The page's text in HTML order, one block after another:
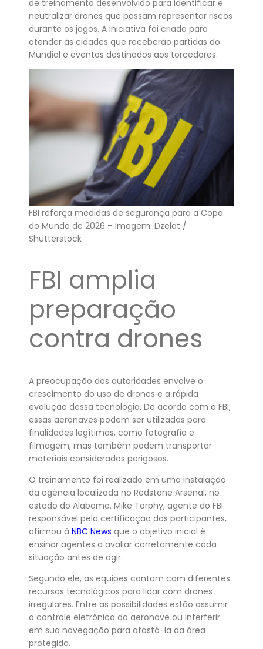
de treinamento desenvolvido para identificar e
neutralizar drones que possam representar riscos
durante os jogos. A iniciativa foi criada para
atender às cidades que receberão partidas do
Mundial e eventos destinados aos torcedores.
FBI reforça medidas de segurança para a Copa
do Mundo de 2026 – Imagem: Dzelat /
Shutterstock
FBI amplia
preparação
contra drones
A preocupação das autoridades envolve o
crescimento do uso de drones e a rápida
evolução dessa tecnologia. De acordo com o FBI,
essas aeronaves podem ser utilizadas para
finalidades legítimas, como fotografia e
filmagem, mas também podem transportar
materiais considerados perigosos.
O treinamento foi realizado em uma instalação
da agência localizada no Redstone Arsenal, no
estado do Alabama. Mike Torphy, agente do FBI
responsável pela certificação dos participantes,
afirmou à NBC News que o objetivo inicial é
ensinar agentes a avaliar corretamente cada
situação antes de agir.
Segundo ele, as equipes contam com diferentes
recursos tecnológicos para lidar com drones
irregulares. Entre as possibilidades estão assumir
o controle eletrônico da aeronave ou interferir
em sua navegação para afastá-la da área
protegida.